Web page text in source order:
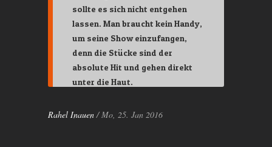
sollte es sich nicht entgehen
lassen. Man braucht kein Handy,
um seine Show einzufangen,
denn die Stücke sind der
absolute Hit und gehen direkt
unter die Haut.
Rahel Inauen / Mo, 25. Jan 2016